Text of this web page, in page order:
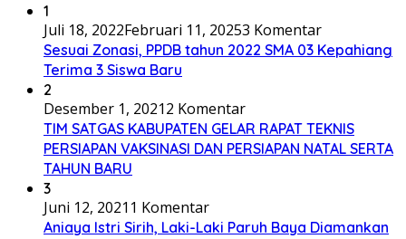
1
Juli 18, 2022Februari 11, 20253 Komentar
Sesuai Zonasi, PPDB tahun 2022 SMA 03 Kepahiang
Terima 3 Siswa Baru
2
Desember 1, 20212 Komentar
TIM SATGAS KABUPATEN GELAR RAPAT TEKNIS
PERSIAPAN VAKSINASI DAN PERSIAPAN NATAL SERTA
TAHUN BARU
3
Juni 12, 2021 1 Komentar
Aniaya Istri Sirih, Laki-Laki Paruh Baya Diamankan